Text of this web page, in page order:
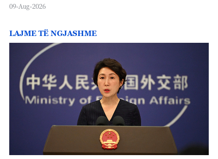
09-Aug-2026
LAJME TË NGJASHME